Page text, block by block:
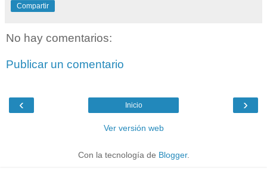
Compartir
No hay comentarios:
Publicar un comentario
‹ ›
Inicio
Ver versión web
Con la tecnología de Blogger.